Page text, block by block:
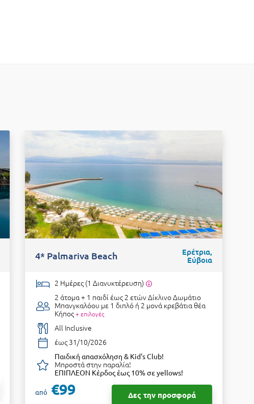
4* Palmariva Beach
Ερέτρια,
Εύβοια
2 Ημέρες (1 Διανυκτέρευση)
2 άτομα + 1 παιδί έως 2 ετώνΔίκλινο Δωμάτιο
Μπανγκαλόου με 1 διπλό ή 2 μονά κρεβάτια θέα
Κήπος+ επιλογές
All Inclusive
έως 31/10/2026
Παιδική απασχόληση & Kid's Club!
Μπροστά στην παραλία!
ΕΠΙΠΛΕΟΝ Κέρδος έως 10% σε yellows!
από €99 Δες την προσφορά